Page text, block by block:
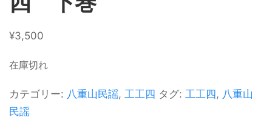
¥3,500
在庫切れ
カテゴリー: 八重山民謡, 工工四 タグ: 工工四, 八重山
民謡